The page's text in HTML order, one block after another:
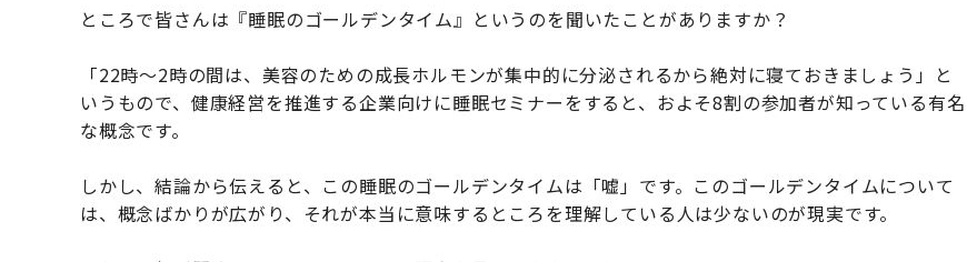
ところで皆さんは『睡眠のゴールデンタイム』というのを聞いたことがありますか？
「22時〜2時の間は、美容のための成長ホルモンが集中的に分泌されるから絶対に寝ておきましょう」と
いうもので、健康経営を推進する企業向けに睡眠セミナーをすると、およそ8割の参加者が知っている有名
な概念です。
しかし、結論から伝えると、この睡眠のゴールデンタイムは「嘘」です。このゴールデンタイムについて
は、概念ばかりが広がり、それが本当に意味するところを理解している人は少ないのが現実です。